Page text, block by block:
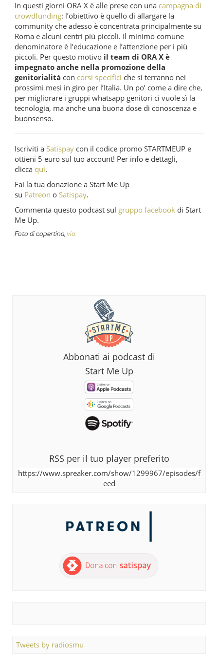
In questi giorni ORA X è alle prese con una campagna di
crowdfunding: l’obiettivo è quello di allargare la
community che adesso è concentrata principalmente su
Roma e alcuni centri più piccoli. Il minimo comune
denominatore è l’educazione e l’attenzione per i più
piccoli. Per questo motivo il team di ORA X è
impegnato anche nella promozione della
genitorialità con corsi specifici che si terranno nei
prossimi mesi in giro per l’Italia. Un po’ come a dire che,
per migliorare i gruppi whatsapp genitori ci vuole sì la
tecnologia, ma anche una buona dose di conoscenza e
buonsenso.
Iscriviti a Satispay con il codice promo STARTMEUP e
ottieni 5 euro sul tuo account! Per info e dettagli,
clicca qui.
Fai la tua donazione a Start Me Up
su Patreon o Satispay.
Commenta questo podcast sul gruppo facebook di Start
Me Up.
Foto di copertina,via
Abbonati ai podcast di
Start Me Up
RSS per il tuo player preferito
https://www.spreaker.com/show/1299967/episodes/f
eed
Tweets by radiosmu